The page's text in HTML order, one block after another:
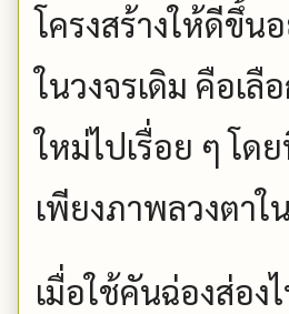
โครงสร้างให้ดีขึ้น
ในวงจรเดิม คือเ
ใหม่ไปเรื่อย ๆ โด
เพียงภาพลวงตาใ
เมื่อใช้คันฉ่องส่อ